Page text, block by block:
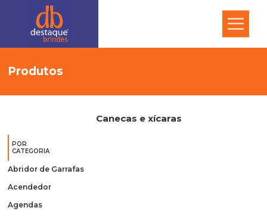
Produtos
POR
CATEGORIA
Abridor de Garrafas
Acendedor
Agendas
Canecas e xícaras